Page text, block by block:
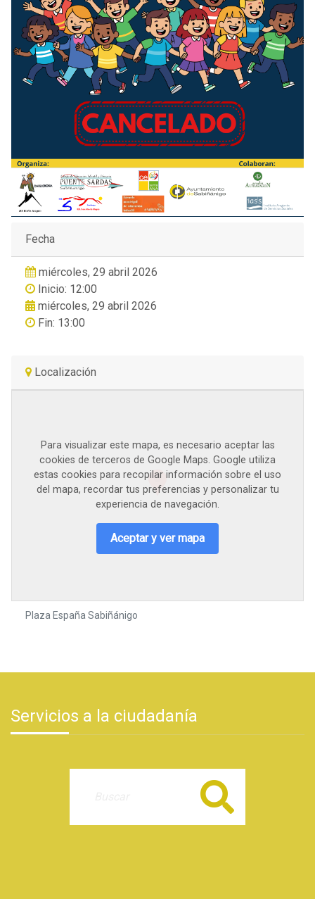
Fecha
miércoles, 29 abril 2026
Inicio: 12:00
miércoles, 29 abril 2026
Fin: 13:00
Localización
Para visualizar este mapa, es necesario aceptar las
cookies de terceros de Google Maps. Google utiliza
estas cookies para recopilar información sobre el uso
del mapa, recordar tus preferencias y personalizar tu
experiencia de navegación.
Aceptar y ver mapa
Plaza España Sabiñánigo
Servicios a la ciudadanía
Buscar